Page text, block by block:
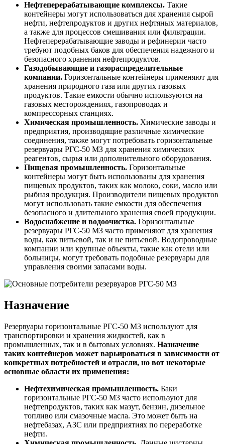
Нефтеперерабатывающие комплексы. Такие
контейнеры могут использоваться для хранения сырой
нефти, нефтепродуктов и других нефтяных материалов,
а также для процессов смешивания или фильтрации.
Нефтеперерабатывающие заводы и рефинерии часто
требуют подобных баков для обеспечения надежного и
безопасного хранения нефтепродуктов.
Газодобывающие и газораспределительные
компании. Горизонтальные контейнеры применяют для
хранения природного газа или других газовых
продуктов. Такие емкости обычно используются на
газовых месторождениях, газопроводах и
компрессорных станциях.
Химическая промышленность. Химические заводы и
предприятия, производящие различные химические
соединения, также могут потребовать горизонтальные
резервуары РГС-50 МЗ для хранения химических
реагентов, сырья или дополнительного оборудования.
Пищевая промышленность. Горизонтальные
контейнеры могут быть использованы для хранения
пищевых продуктов, таких как молоко, соки, масло или
рыбная продукция. Производители пищевых продуктов
могут использовать такие емкости для обеспечения
безопасного и длительного хранения своей продукции.
Водоснабжение и водоочистка. Горизонтальные
резервуары РГС-50 МЗ часто применяют для хранения
воды, как питьевой, так и не питьевой. Водопроводные
компании или крупные объекты, такие как отели или
больницы, могут требовать подобные резервуары для
управления своими запасами воды.
Назначение
Резервуары горизонтальные РГС-50 М3 используют для
транспортировки и хранения жидкостей, как в
промышленных, так и в бытовых условиях. Назначение
таких контейнеров может варьироваться в зависимости от
конкретных потребностей и отрасли, но вот некоторые
основные области их применения:
Нефтехимическая промышленность. Баки
горизонтальные РГС-50 М3 часто используют для
нефтепродуктов, таких как мазут, бензин, дизельное
топливо или смазочные масла. Это может быть на
нефтебазах, АЗС или предприятиях по переработке
нефти.